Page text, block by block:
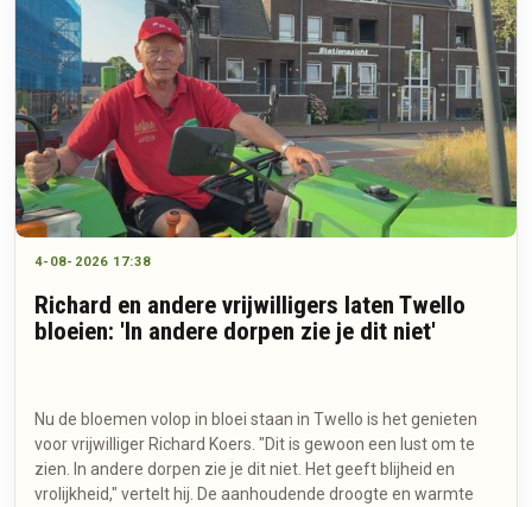
4-08-2026 17:38
Richard en andere vrijwilligers laten Twello
bloeien: 'In andere dorpen zie je dit niet'
Nu de bloemen volop in bloei staan in Twello is het genieten
voor vrijwilliger Richard Koers. "Dit is gewoon een lust om te
zien. In andere dorpen zie je dit niet. Het geeft blijheid en
vrolijkheid," vertelt hij. De aanhoudende droogte en warmte